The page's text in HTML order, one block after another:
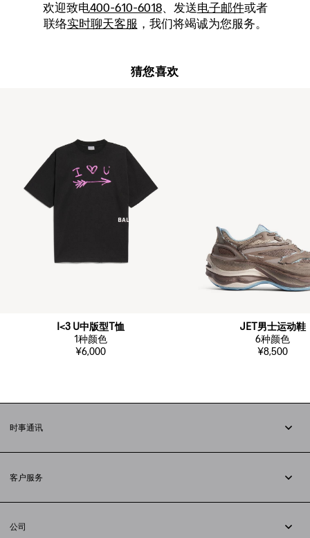
欢迎致电400-610-6018、发送电子邮件或者
联络实时聊天客服 ，我们将竭诚为您服务。
猜您喜欢
I<3 U中版型T恤
1种颜色
¥6,000
JET男士运动鞋
6种颜色
¥8,500
时事通讯
客户服务
配送方式
公司